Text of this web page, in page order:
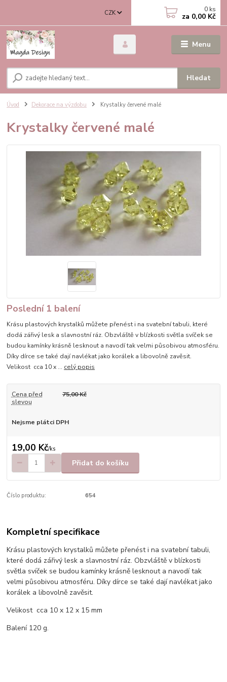
Menu
CZK
Hledat
0 ks
za 0,00 Kč
Úvod Dekorace na výzdobu Krystalky červené malé
Krystalky červené malé
Poslední 1 balení
Krásu plastových krystalků můžete přenést i na svatební tabuli, které
dodá zářivý lesk a slavnostní ráz. Obzvláště v blízkosti světla svíček se
budou kamínky krásně lesknout a navodí tak velmi působivou atmosféru.
Díky dírce se také dají navlékat jako korálek a libovolně zavěsit.
Velikost cca 10 x ... celý popis
Cena před
slevou
75,00 Kč
Nejsme plátci DPH
19,00 Kč/ks
Přidat do košíku
Číslo produktu: 654
Kompletní specifikace
Krásu plastových krystalků můžete přenést i na svatební tabuli,
které dodá zářivý lesk a slavnostní ráz. Obzvláště v blízkosti
světla svíček se budou kamínky krásně lesknout a navodí tak
velmi působivou atmosféru. Díky dírce se také dají navlékat jako
korálek a libovolně zavěsit.
Velikost cca 10 x 12 x 15 mm
Balení 120 g.